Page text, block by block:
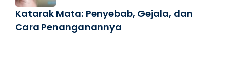
Katarak Mata: Penyebab, Gejala, dan
Cara Penanganannya